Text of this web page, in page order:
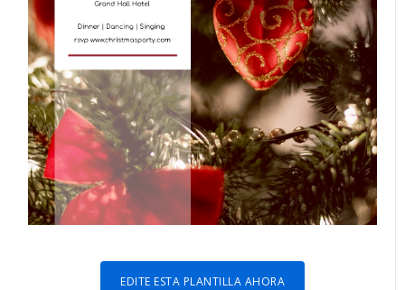
EDITE ESTA PLANTILLA AHORA